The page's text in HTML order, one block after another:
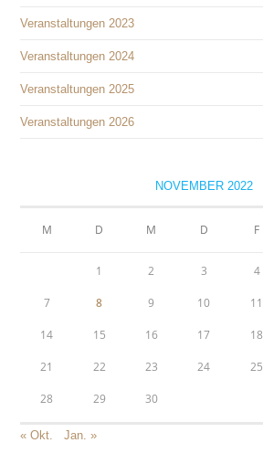
Veranstaltungen 2023
Veranstaltungen 2024
Veranstaltungen 2025
Veranstaltungen 2026
NOVEMBER 2022
M D M D F
1 2 3 4
7 8 9 10 11
14 15 16 17 18
21 22 23 24 25
28 29 30
« Okt. Jan. »